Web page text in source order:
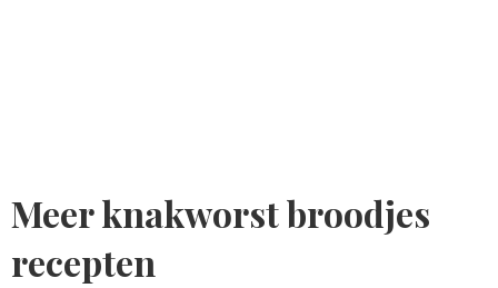
Meer knakworst broodjes
recepten